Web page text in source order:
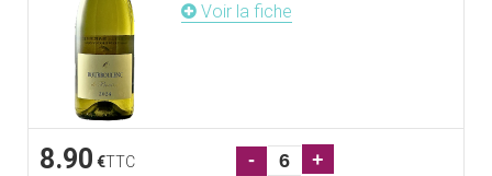
Voir la fiche
8.90 €TTC - +